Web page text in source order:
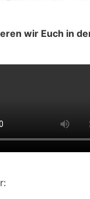
wir Euch in